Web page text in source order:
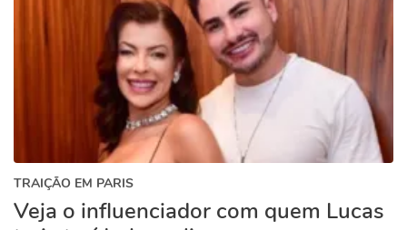
TRAIÇÃO EM PARIS
Veja o influenciador com quem Lucas